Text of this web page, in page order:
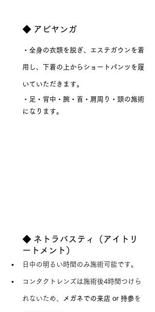
◆ アビヤンガ
・全身の衣類を脱ぎ、エステガウンを着
用し、下着の上からショートパンツを履
いていただきます。
・足・背中・腕・首・肩周り・頭の施術
になります。
◆ ネトラバスティ（アイトリ
ートメント）
日中の明るい時間のみ施術可能です。
コンタクトレンズは施術後4時間つけら
れないため、 メガネでの来店 or 持参を